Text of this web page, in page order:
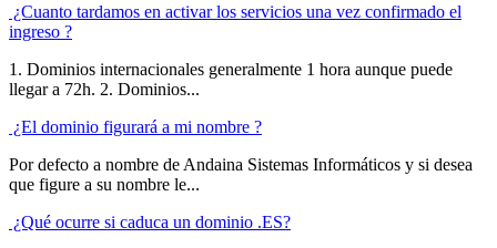
¿Cuanto tardamos en activar los servicios una vez confirmado el
ingreso ?
1. Dominios internacionales generalmente 1 hora aunque puede
llegar a 72h. 2. Dominios...
¿El dominio figurará a mi nombre ?
Por defecto a nombre de Andaina Sistemas Informáticos y si desea
que figure a su nombre le...
¿Qué ocurre si caduca un dominio .ES?